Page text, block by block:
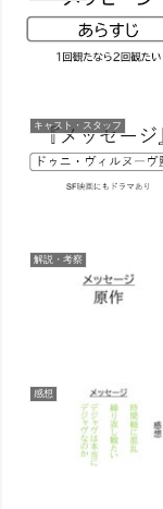
キャスト・スタッフ
解説・考察
感想